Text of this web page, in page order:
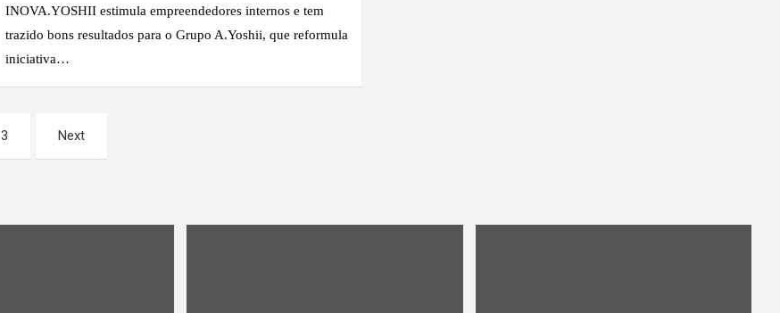
INOVA.YOSHII estimula empreendedores internos e tem
trazido bons resultados para o Grupo A.Yoshii, que reformula
iniciativa…
3 Next